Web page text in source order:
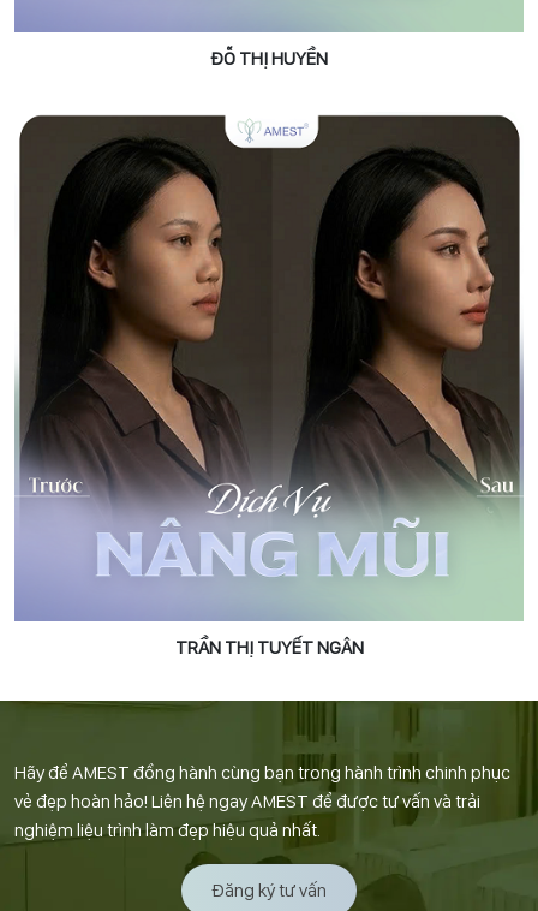
ĐỖ THỊ HUYỀN
TRẦN THỊ TUYẾT NGÂN
Hãy để AMEST đồng hành cùng bạn trong hành trình chinh phục
vẻ đẹp hoàn hảo! Liên hệ ngay AMEST để được tư vấn và trải
nghiệm liệu trình làm đẹp hiệu quả nhất.
Đăng ký tư vấn